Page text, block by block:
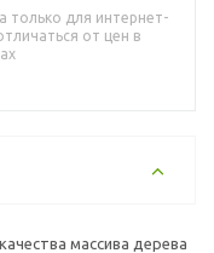
только для интернет-
от цен в
массива дерева